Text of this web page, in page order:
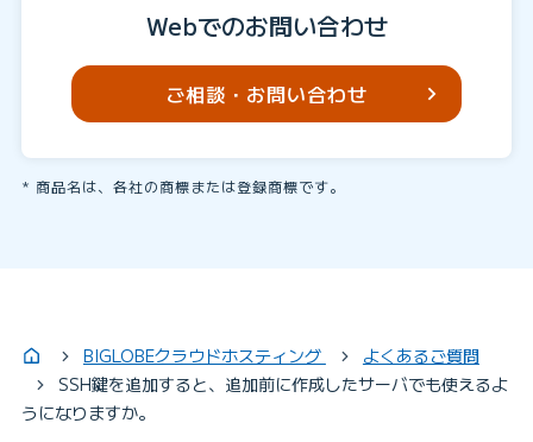
Webでのお問い合わせ
ご相談・お問い合わせ
商品名は、各社の商標または登録商標です。
BIGLOBEクラウドホスティング
よくあるご質問
SSH鍵を追加すると、追加前に作成したサーバでも使えるよ
うになりますか。